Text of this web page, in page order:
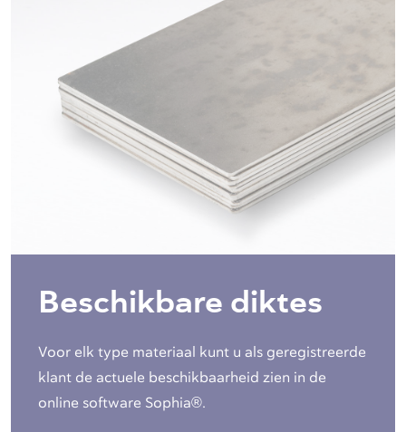
Beschikbare diktes
Voor elk type materiaal kunt u als geregistreerde
klant de actuele beschikbaarheid zien in de
online software Sophia®.